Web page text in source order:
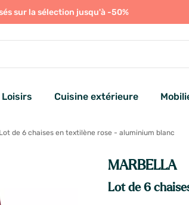
sur la sélection jusqu'à -50%
Cuisine extérieure
Lot de 6 chaises en textilène rose - aluminium blanc
MARBELLA
Lot de 6